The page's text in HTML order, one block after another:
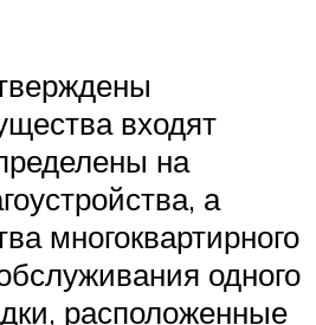
входят
на
а
многоквартирного
одного
расположенные